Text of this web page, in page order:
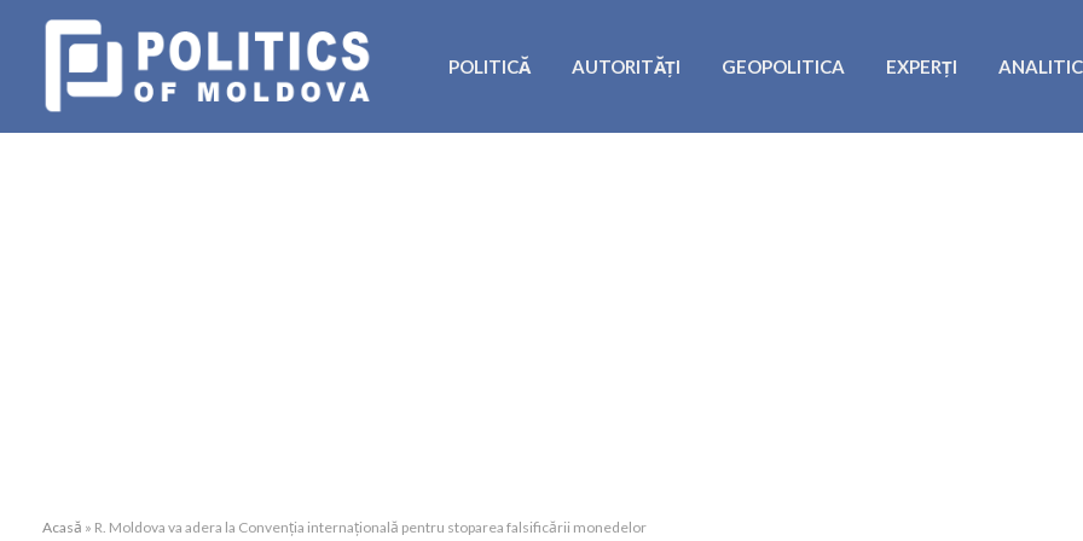
POLITICĂ AUTORITĂȚI GEOPOLITICA EXPERȚI
Acasă » R. Moldova va adera la Convenția internațională pentru stoparea falsificării monedelor